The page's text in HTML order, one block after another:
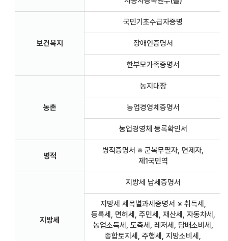
보건복지
국민기초수급자증명
장애인증명서
한부모가족증명서
농촌
농지대장
농업경영체증명서
농업경영체 등록확인서
병적
병적증명서 ※ 군복무필자, 면제자,
제1국민역
지방세
지방세 납세증명서
지방세 세목별과세증명서 ※ 취득세,
등록세, 면허세, 주민세, 재산세, 자동차세,
농업소득세, 도축세, 레저세, 담배소비세,
종합토지세, 주행세, 지방소비세,